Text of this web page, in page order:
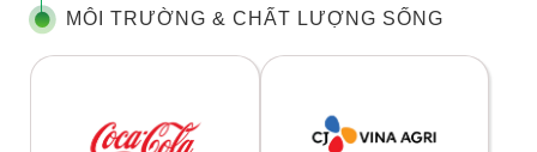
MÔI TRƯỜNG & CHẤT LƯỢNG SỐNG